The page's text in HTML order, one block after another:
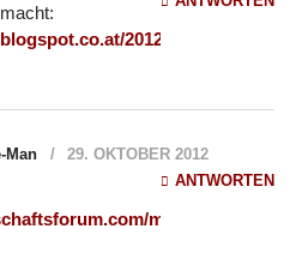
2012/10/media-
Man
29. OKTOBER 2012
ANTWORTEN
media-